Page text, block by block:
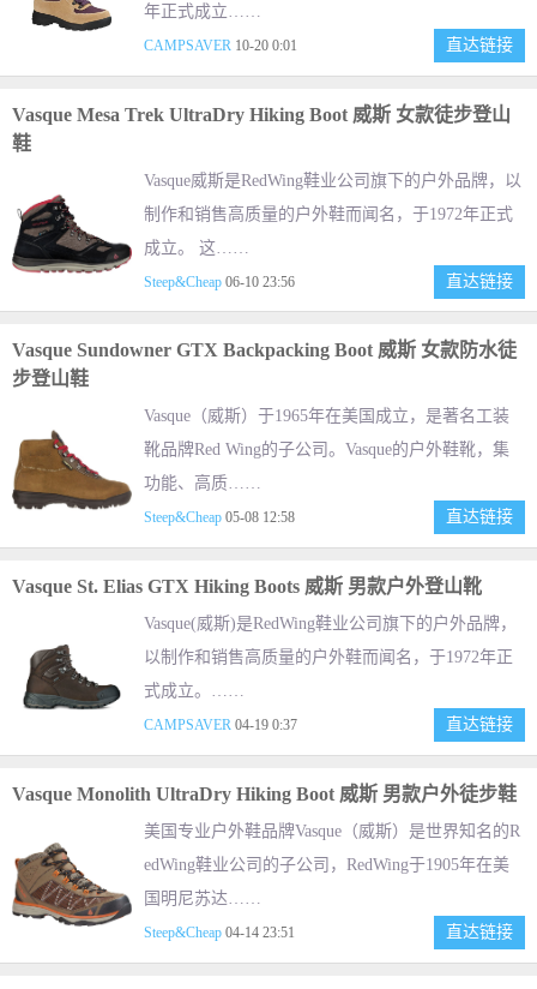
年正式成立……
CAMPSAVER 10-20 0:01 直达链接
Vasque Mesa Trek UltraDry Hiking Boot 威斯 女款徒步登山
鞋
Vasque威斯是RedWing鞋业公司旗下的户外品牌，以
制作和销售高质量的户外鞋而闻名，于1972年正式
成立。 这……
Steep&Cheap 06-10 23:56 直达链接
Vasque Sundowner GTX Backpacking Boot 威斯 女款防水徒
步登山鞋
Vasque（威斯）于1965年在美国成立，是著名工装
靴品牌Red Wing的子公司。Vasque的户外鞋靴，集
功能、高质……
Steep&Cheap 05-08 12:58 直达链接
Vasque St. Elias GTX Hiking Boots 威斯 男款户外登山靴
Vasque(威斯)是RedWing鞋业公司旗下的户外品牌，
以制作和销售高质量的户外鞋而闻名，于1972年正
式成立。……
CAMPSAVER 04-19 0:37 直达链接
Vasque Monolith UltraDry Hiking Boot 威斯 男款户外徒步鞋
美国专业户外鞋品牌Vasque（威斯）是世界知名的R
edWing鞋业公司的子公司，RedWing于1905年在美
国明尼苏达……
Steep&Cheap 04-14 23:51 直达链接